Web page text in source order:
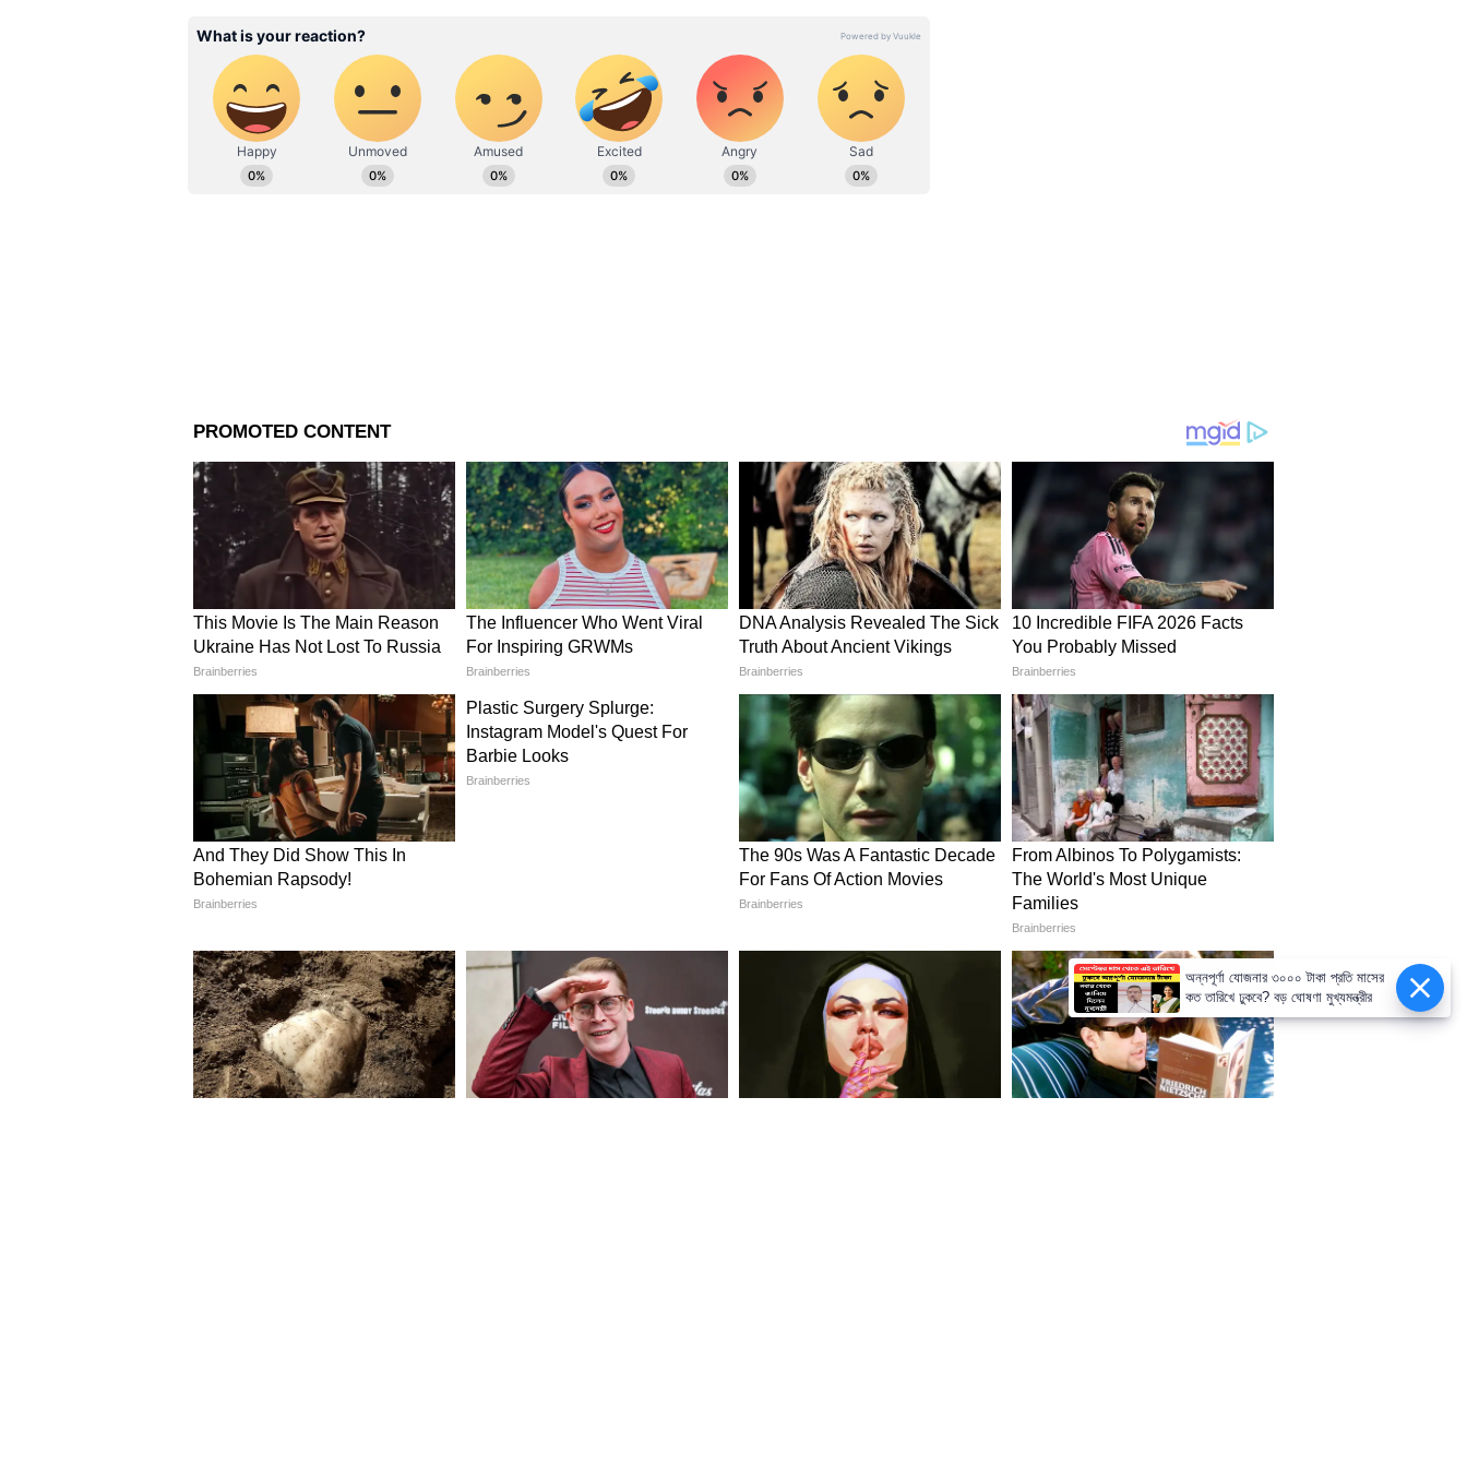
Related Articles
Parenting Tips: জেনে নিন বয়স
অনুযায়ী শিশুর কতটা ঘুমানো
প্রয়োজন!
Parenting Tips: অপ্রিয় হলেও
বলতেই হবে! সন্তানের সঙ্গে এই ৫টা
বিষয়ে কথা না বললে বিপদ ডেকে
দ্বিতীয় হল ‘না’ শোনার অভ্যাস। আমরা বাচ্চার সব আবদার মেটাই, ভাবি ভালোবাসা।
আসলে ক্ষতি করি। জীবন তো রোজ ‘না’ বলবে। চাকরি পাবে না, প্রপোজাল রিজেক্ট হবে।
ছোটবেলায় চকোলেট বা খেলনার জন্য ‘না’ শুনলে যে কষ্টটা হয়, সেটা হ্যান্ডেল করা
শিখতে দিন। কাঁদুক, রাগ করুক। আপনি শান্ত থাকুন, বুঝিয়ে বলুন কেন ‘না’। এতে ওর
ইমোশনাল মাসল তৈরি হয়। যে বাচ্চা ‘না’ হজম করতে পারে, সে রিজেকশনেও ভাঙে না।
তৃতীয় অভ্যাস, ভুলের দায় নিজে নিতে শেখান। গ্লাস ভেঙে গেলে “আমি করিনি, বিড়াল
করেছে” বলতে দেবেন না। বকবেন না, কিন্তু বলুন, “ঠিক আছে, ভুল হয়েছে। এবার চলো
একসাথে পরিষ্কার করি।” এতে ও বোঝে ভুল করা ক্রাইম না, কিন্তু দায় এড়ানো দুর্বলতা। যে
বাচ্চা নিজের ভুল স্বীকার করে, সে অন্যকে দোষ দেয় না। এরাই বড় হয়ে ভালো লিডার হয়,
কারণ এরা শেখে ও শোধরায়।
জীবনে কেউ হারাতে পারে না
চতুর্থ হল ‘গ্রিট’ বা লেগে থাকার ক্ষমতা। সাইকেল চালাতে গিয়ে ১০ বার পড়ে গেল। আপনি
দৌড়ে তুললেন, আর চড়তে দিলেন না। এতে ওর মেসেজ গেল, “পড়ে গেলে মা-বাবা
বাঁচাবে, আমাকে চেষ্টা করতে হবে না।” বরং পড়ে গেলে বলুন, “লাগেনি তো? বেশ, আবার
ওঠো। তুমি পারবে।” ট্যালেন্টের থেকে ‘লেগে থাকা’ বেশি জরুরি। যে বাচ্চা জানে হেরে
গেলেও আবার ট্রাই করা যায়, তাকে জীবনে কেউ হারাতে পারে না।
পঞ্চম অভ্যাস হল ইমোশনকে নাম দিতে শেখানো। বাচ্চা কাঁদলে আমরা বলি, “কাঁদে না,
চুপ”। মানে ওকে শেখালাম কান্না খারাপ। ফলে বড় হয়ে ও ফিলিং চেপে রাখে, আর ভিতরে
ভিতরে শেষ হয়ে যায়। বরং জিজ্ঞেস করুন, “তোমার কি মন খারাপ? রাগ হচ্ছে? ভয়
লাগছে?” ফিলিংসের নাম জানলে ও কন্ট্রোল করতে শেখে। যে বাচ্চা বলতে পারে “আমার
অন্নপূর্ণা যোজনার ৩০০০ টাকা প্রতি মাসের
কত তারিখে ঢুকবে? বড় ঘোষণা মুখ্যমন্ত্রীর